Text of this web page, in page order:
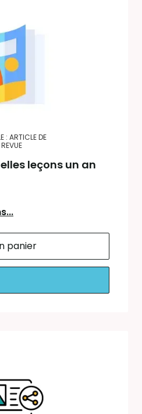
: ARTICLE DE
REVUE
leçons un an
panier